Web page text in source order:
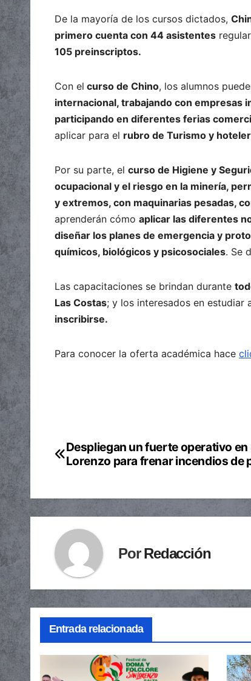
De la mayoría de los cursos dictados,
primero cuenta con 44 asistentes
105 preinscriptos.
Con el curso de Chino, los alumnos
internacional, trabajando con empresas
participando en diferentes ferias
aplicar para el rubro de Turismo y
Por su parte, el curso de Higiene y
ocupacional y el riesgo en la minería,
y extremos, con maquinarias pesadas,
aprenderán cómo aplicar las diferentes
diseñar los planes de emergencia y
químicos, biológicos y psicosociales. Se
Las capacitaciones se brindan durante
Las Costas; y los interesados en estudiar
inscribirse.
Para conocer la oferta académica hace
Navegación
entradas
Despliegan un fuerte operativo en
Lorenzo para frenar incendios de
PorRedacción
Entrada relacionada